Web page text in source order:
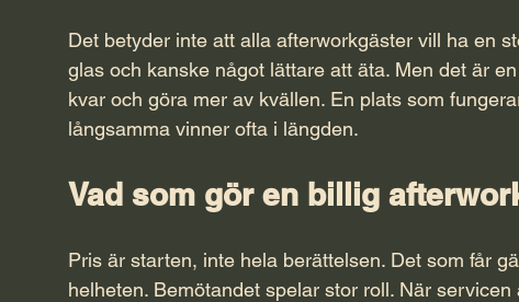
Det betyder inte att alla afterworkgäster vill ha en
glas och kanske något lättare att äta. Men det är
kvar och göra mer av kvällen. En plats som
långsamma vinner ofta i längden.
Vad som gör en billig
Pris är starten, inte hela berättelsen. Det som får
helheten. Bemötandet spelar stor roll. När